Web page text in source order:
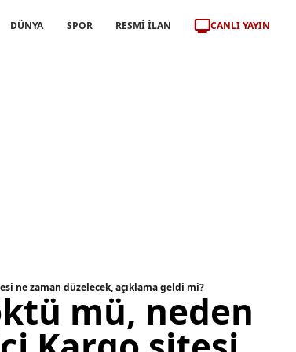
DÜNYA SPOR RESMİ İLAN CANLI YAYIN
ne zaman düzelecek, açıklama geldi mi?
mü, neden